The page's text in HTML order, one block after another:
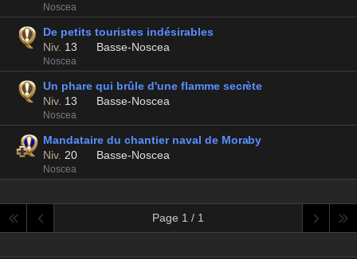
Noscea
De petits touristes indésirables
Niv. 13 Basse-Noscea
Noscea
Un phare qui brûle d'une flamme secrète
Niv. 13 Basse-Noscea
Noscea
Mandataire du chantier naval de Moraby
Niv. 20 Basse-Noscea
Noscea
Page 1 / 1